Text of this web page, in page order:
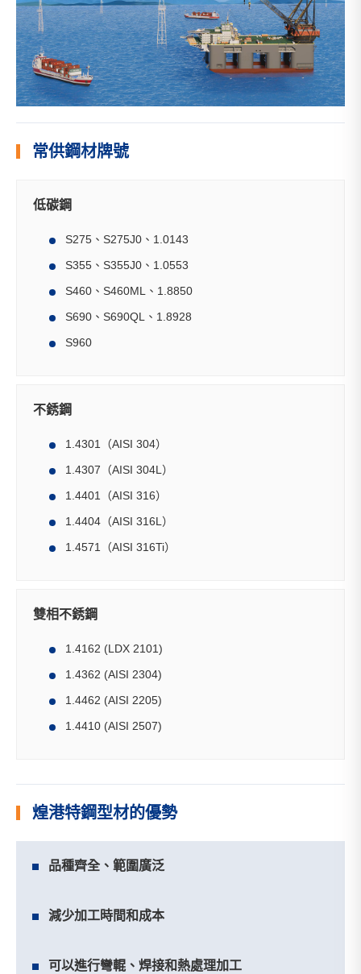
常供鋼材牌號
低碳鋼
S275、S275J0、1.0143
S355、S355J0、1.0553
S460、S460ML、1.8850
S690、S690QL、1.8928
S960
不銹鋼
1.4301（AISI 304）
1.4307（AISI 304L）
1.4401（AISI 316）
1.4404（AISI 316L）
1.4571（AISI 316Ti）
雙相不銹鋼
1.4162 (LDX 2101)
1.4362 (AISI 2304)
1.4462 (AISI 2205)
1.4410 (AISI 2507)
煌港特鋼型材的優勢
品種齊全、範圍廣泛
減少加工時間和成本
可以進行彎輥、焊接和熱處理加工